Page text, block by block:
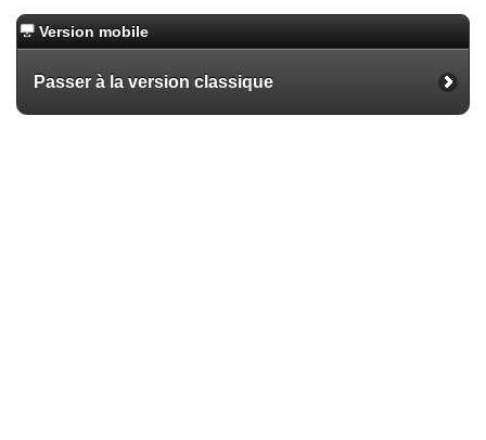
Version mobile
Passer à la version classique